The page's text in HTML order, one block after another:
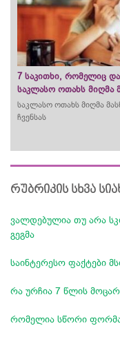
7 საკითხი, რომელიც
საკლასო ოთახს მიღმა
საკლასო ოთახს მიღმა
ჩვენსას
რუბრიკის სხვა
ვალდებულია თუ არა
გეგმა
საინტერესო ფაქტები
რა ურჩია 7 წლის
რომელია სწორი